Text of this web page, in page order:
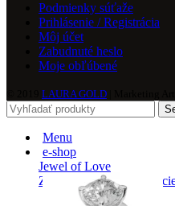
Jewel of Love
Zásnubné prstne z
Podmienky súťaže
Prihlásenie / Registrácia
Môj účet
Zabudnuté heslo
Moje obľúbené
LAURA GOLD
Menu
e-shop